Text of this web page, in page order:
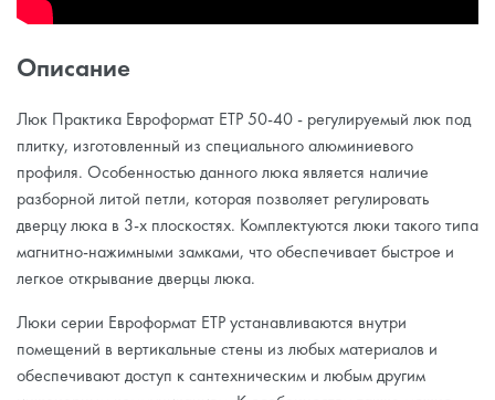
Описание
Люк Практика Евроформат ЕТР 50-40 - регулируемый люк под
плитку, изготовленный из специального алюминиевого
профиля. Особенностью данного люка является наличие
разборной литой петли, которая позволяет регулировать
дверцу люка в 3-х плоскостях. Комплектуются люки такого типа
магнитно-нажимными замками, что обеспечивает быстрое и
легкое открывание дверцы люка.
Люки серии Евроформат ЕТР устанавливаются внутри
помещений в вертикальные стены из любых материалов и
обеспечивают доступ к сантехническим и любым другим